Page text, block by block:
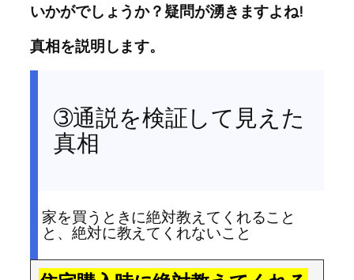
いかがでしょうか？疑問が湧きますよね!
真相を説明します。
➂通説を検証して見えた
真相
家を買うときに絶対教えてくれること
と、絶対に教えてくれないこと